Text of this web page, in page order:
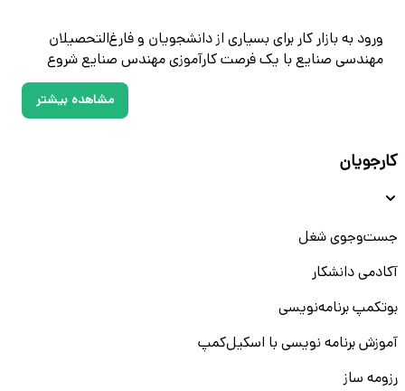
ورود به بازار کار برای بسیاری از دانشجویان و فارغ‌التحصیلان
مهندسی صنایع با یک فرصت کارآموزی مهندس صنایع شروع
می‌شود. در دنیای رقابتی امروز، کسب تجربه عملی در محیط
واقعی یکی از مهم‌ترین مراحل برای موفقیت شغلی به‌شمار
می‌رود. از همین رو، استخدام کارآموز مهندسی صنایع در
مهمی ایفا می‌کند.
و بهینه‌سازی فرایندها فراهم شده است. این موقعیت‌ها نه تنها
باعث تقویت رزومه شما می‌شوند، بلکه می‌توانند منجر به
استخدام رسمی پس از دوره کارآموزی نیز شوند.
اگر به دنبال یک شروع قدرتمند در مسیر حرفه‌ای خود هستید،
حالا زمان مناسبی برای ثبت‌نام، ساخت رزومه و ارسال درخواست
مشاهده بیشتر
کارجویان
جست‌و‌جوی شغل
آکادمی دانشکار
بوتکمپ برنامه‌نویسی
آموزش برنامه نویسی با اسکیل‌کمپ
رزومه ساز